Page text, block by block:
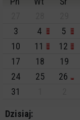
3
4 5
10
11 12
17
18 19
24
25 26
31
Dzisiaj: